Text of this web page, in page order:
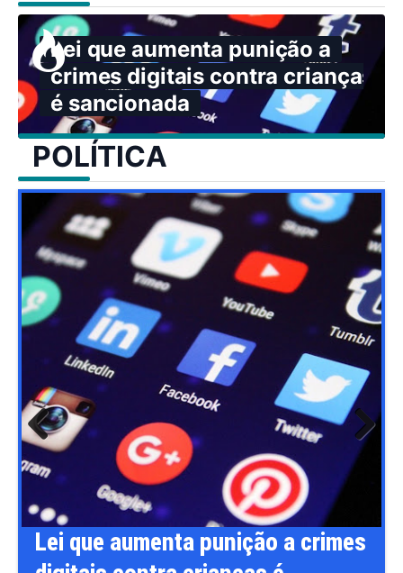
Lei que aumenta punição a
crimes digitais contra crianças
é sancionada
POLÍTICA
Lei que aumenta punição a crimes
Previ
ous
Next